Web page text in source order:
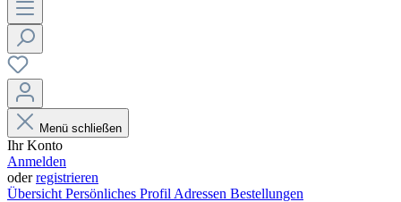
Menü schließen
Ihr Konto
Anmelden
oderregistrieren
Übersicht Persönliches Profil Adressen Bestellungen